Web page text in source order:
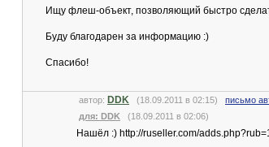
Ищу флеш-объект, позволяющий быстро
Буду благодарен за информацию :)
Спасибо!
автор: DDK (18.09.2011 в 02:15) письмо
для: DDK (18.09.2011 в 02:06)
Нашёл :) http://ruseller.com/